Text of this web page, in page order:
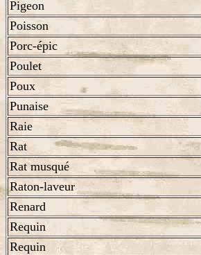
Pigeon
Poisson
Porc-épic
Poulet
Poux
Punaise
Raie
Rat
Rat musqué
Raton-laveur
Renard
Requin
Requin